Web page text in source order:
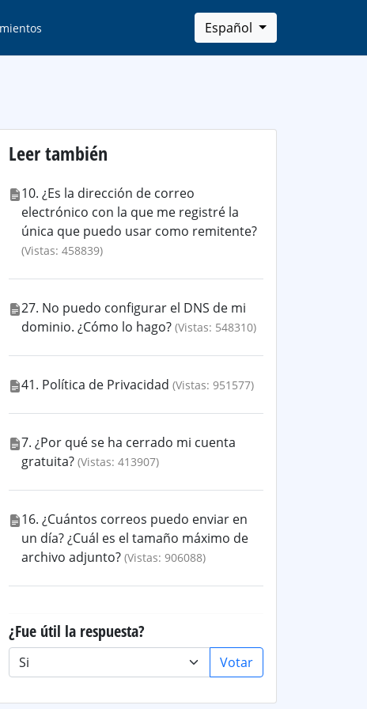
Español
Leer también
10. ¿Es la dirección de correo
electrónico con la que me registré la
única que puedo usar como remitente?
(Vistas: 458839)
27. No puedo configurar el DNS de mi
dominio. ¿Cómo lo hago? (Vistas: 548310)
41. Política de Privacidad (Vistas: 951577)
7. ¿Por qué se ha cerrado mi cuenta
gratuita? (Vistas: 413907)
16. ¿Cuántos correos puedo enviar en
un día? ¿Cuál es el tamaño máximo de
archivo adjunto? (Vistas: 906088)
¿Fue útil la respuesta?
Votar